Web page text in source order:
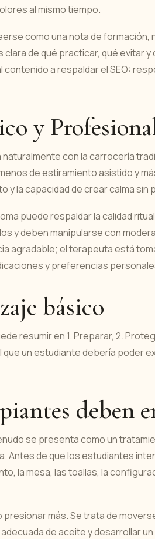
al mismo tiempo.
como una nota de formación,
de qué practicar, qué evitar
contenido a respaldar el SEO:
y
con la carrocería
de estiramiento asistido y
la capacidad de crear calma sin
puede respaldar la calidad
y deben manipularse con
agradable; el terapeuta está
y preferencias
básico
resumir en 1. Preparar, 2.
un estudiante debería poder
deben
se presenta como un
Antes de que los estudiantes
la mesa, las toallas, la
más. Se trata de
de aceite y desarrollar